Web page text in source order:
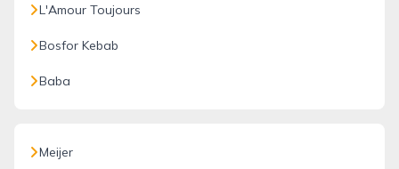
L'Amour Toujours
Bosfor Kebab
Baba
Meijer